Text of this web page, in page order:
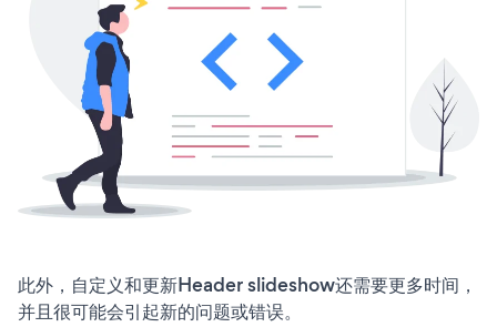
此外，自定义和更新Header slideshow还需要更多时间，
并且很可能会引起新的问题或错误。